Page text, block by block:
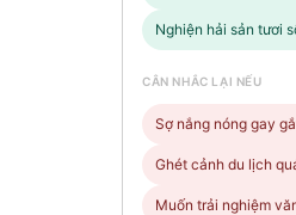
Nghiện hải sản tươi
CÂN NHẮC LẠI NẾU
Sợ nắng nóng gay
Ghét cảnh du lịch
Muốn trải nghiệm